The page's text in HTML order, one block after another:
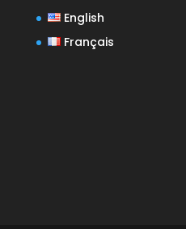
English
Français